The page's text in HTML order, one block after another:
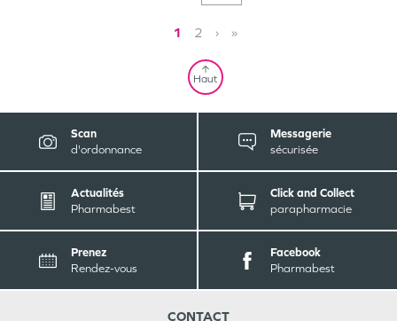
1 2 › »
Haut
Scan
d'ordonnance
Messagerie
sécurisée
Actualités
Pharmabest
Click and Collect
parapharmacie
Prenez
Rendez-vous
Facebook
Pharmabest
CONTACT